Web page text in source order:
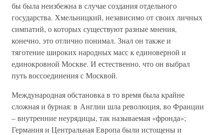
бы была неизбежна в случае создания отдельного
государства. Хмельницкий, независимо от своих личных
симпатий, о которых существуют разные мнения,
конечно, это отлично понимал. Знал он также и
тяготение широких народных масс к единоверной и
единокровной Москве. И естественно, что он выбрал
путь воссоединения с Москвой.
Международная обстановка в то время была крайне
сложная и бурная: в Англии шла революция, во Франции
– внутренние неурядицы, так называемая «фронда»;
Германия и Центральная Европа были истощены и